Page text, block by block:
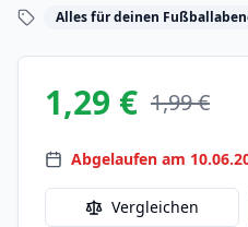
Alles für deinen
1,29 € 1,99 €
Abgelaufen am
Vergleichen